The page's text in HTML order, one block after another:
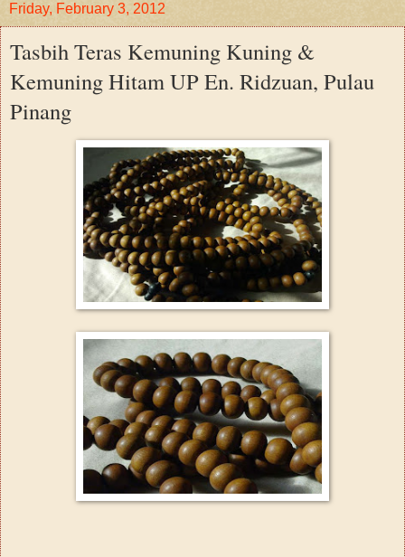
Friday, February 3, 2012
Tasbih Teras Kemuning Kuning &
Kemuning Hitam UP En. Ridzuan, Pulau
Pinang